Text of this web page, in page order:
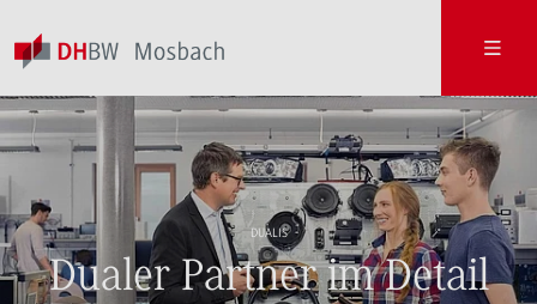
DUALIS
Dualer Partner im Detail